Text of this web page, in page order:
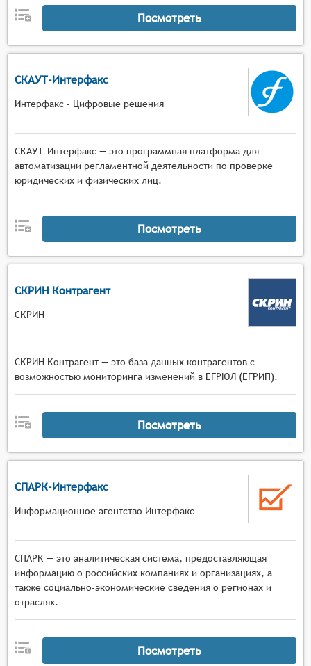
Посмотреть
СКАУТ-Интерфакс
Интерфакс - Цифровые решения
СКАУТ-Интерфакс — это программная платформа для
автоматизации регламентной деятельности по проверке
юридических и физических лиц.
Посмотреть
СКРИН Контрагент
СКРИН
СКРИН Контрагент — это база данных контрагентов с
возможностью мониторинга изменений в ЕГРЮЛ (ЕГРИП).
Посмотреть
СПАРК-Интерфакс
Информационное агентство Интерфакс
СПАРК — это аналитическая система, предоставляющая
информацию о российских компаниях и организациях, а
также социально-экономические сведения о регионах и
отраслях.
Посмотреть